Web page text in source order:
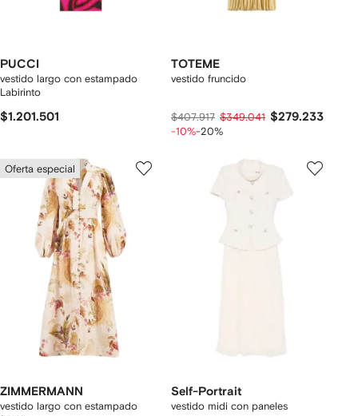
PUCCI
vestido largo con estampado
Labirinto
$1.201.501
TOTEME
vestido fruncido
$407.917 $349.041 $279.233
-10%-20%
Oferta especial
ZIMMERMANN
vestido largo con estampado
Self-Portrait
vestido midi con paneles